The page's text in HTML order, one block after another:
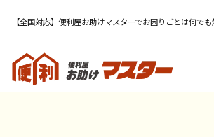
【全国対応】便利屋お助けマスターでお困りごとは何でも